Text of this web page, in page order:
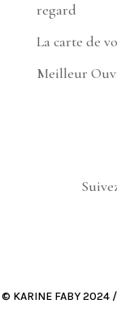
regard
La carte de
Meilleur
© KARINE FABY 2024 /